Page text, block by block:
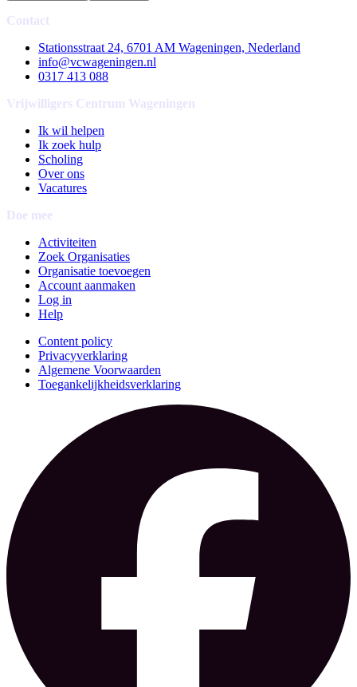
Contact
Stationsstraat 24, 6701 AM Wageningen, Nederland
info@vcwageningen.nl
0317 413 088
Vrijwilligers Centrum Wageningen
Ik wil helpen
Ik zoek hulp
Scholing
Over ons
Vacatures
Doe mee
Activiteiten
Zoek Organisaties
Organisatie toevoegen
Account aanmaken
Log in
Help
Content policy
Privacyverklaring
Algemene Voorwaarden
Toegankelijkheidsverklaring